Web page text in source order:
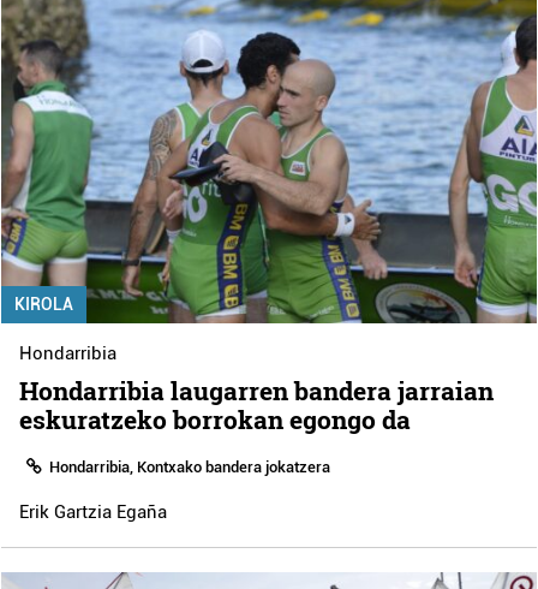
KIROLA
Hondarribia
Hondarribia laugarren bandera jarraian
eskuratzeko borrokan egongo da
Hondarribia, Kontxako bandera jokatzera
Erik Gartzia Egaña